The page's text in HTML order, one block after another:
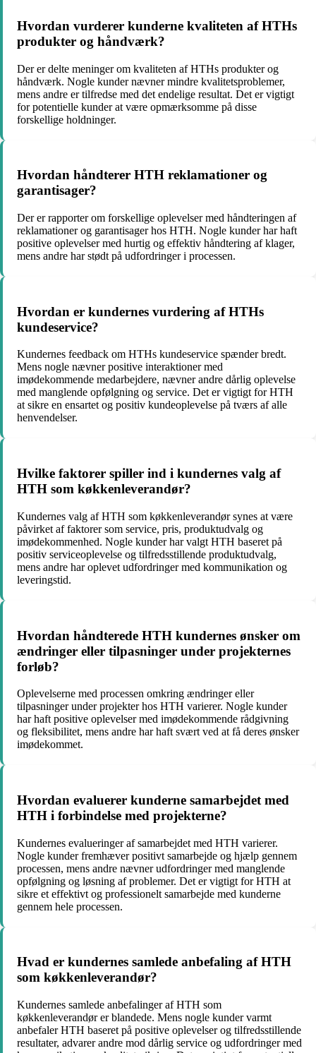
Hvordan vurderer kunderne kvaliteten af HTHs
produkter og håndværk?
Der er delte meninger om kvaliteten af HTHs produkter og
håndværk. Nogle kunder nævner mindre kvalitetsproblemer,
mens andre er tilfredse med det endelige resultat. Det er vigtigt
for potentielle kunder at være opmærksomme på disse
forskellige holdninger.
Hvordan håndterer HTH reklamationer og
garantisager?
Der er rapporter om forskellige oplevelser med håndteringen af
reklamationer og garantisager hos HTH. Nogle kunder har haft
positive oplevelser med hurtig og effektiv håndtering af klager,
mens andre har stødt på udfordringer i processen.
Hvordan er kundernes vurdering af HTHs
kundeservice?
Kundernes feedback om HTHs kundeservice spænder bredt.
Mens nogle nævner positive interaktioner med
imødekommende medarbejdere, nævner andre dårlig oplevelse
med manglende opfølgning og service. Det er vigtigt for HTH
at sikre en ensartet og positiv kundeoplevelse på tværs af alle
henvendelser.
Hvilke faktorer spiller ind i kundernes valg af
HTH som køkkenleverandør?
Kundernes valg af HTH som køkkenleverandør synes at være
påvirket af faktorer som service, pris, produktudvalg og
imødekommenhed. Nogle kunder har valgt HTH baseret på
positiv serviceoplevelse og tilfredsstillende produktudvalg,
mens andre har oplevet udfordringer med kommunikation og
leveringstid.
Hvordan håndterede HTH kundernes ønsker om
ændringer eller tilpasninger under projekternes
forløb?
Oplevelserne med processen omkring ændringer eller
tilpasninger under projekter hos HTH varierer. Nogle kunder
har haft positive oplevelser med imødekommende rådgivning
og fleksibilitet, mens andre har haft svært ved at få deres ønsker
imødekommet.
Hvordan evaluerer kunderne samarbejdet med
HTH i forbindelse med projekterne?
Kundernes evalueringer af samarbejdet med HTH varierer.
Nogle kunder fremhæver positivt samarbejde og hjælp gennem
processen, mens andre nævner udfordringer med manglende
opfølgning og løsning af problemer. Det er vigtigt for HTH at
sikre et effektivt og professionelt samarbejde med kunderne
gennem hele processen.
Hvad er kundernes samlede anbefaling af HTH
som køkkenleverandør?
Kundernes samlede anbefalinger af HTH som
køkkenleverandør er blandede. Mens nogle kunder varmt
anbefaler HTH baseret på positive oplevelser og tilfredsstillende
resultater, advarer andre mod dårlig service og udfordringer med